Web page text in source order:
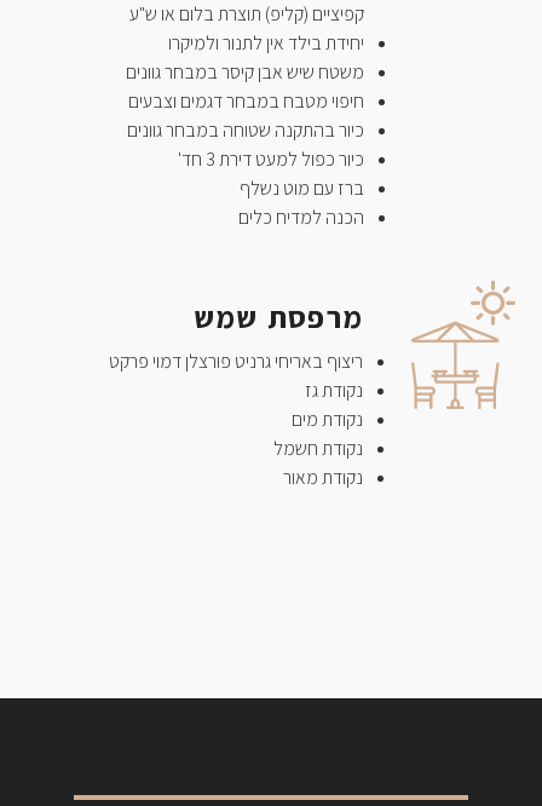
קפיציים (קליפ) תוצרת בלום או ש"ע
יחידת בילד אין לתנור ולמיקרו
משטח שיש אבן קיסר במבחר גוונים
חיפוי מטבח במבחר דגמים וצבעים
כיור בהתקנה שטוחה במבחר גוונים
כיור כפול למעט דירת 3 חד'
ברז עם מוט נשלף
הכנה למדיח כלים
מרפסת שמש
ריצוף באריחי גרניט פורצלן דמוי פרקט
נקודת גז
נקודת מים
נקודת חשמל
נקודת מאור